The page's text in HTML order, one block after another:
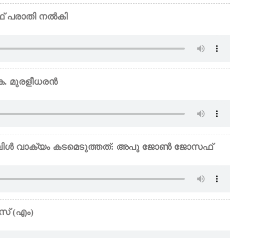
നൽകി
മുരളീധരൻ
വാക്യം കടമെടുത്തത്: അപു ജോൺ ജോസഫ്
(എം)